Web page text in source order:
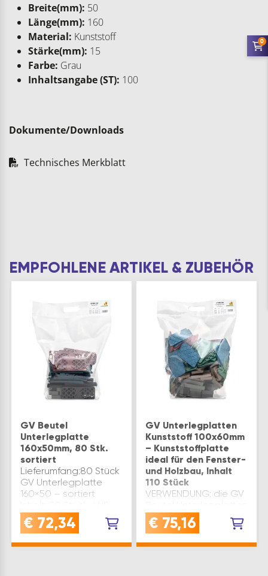
Breite(mm): 50
Länge(mm): 160
Material: Kunststoff
Stärke(mm): 15
Farbe: Grau
Inhaltsangabe (ST): 100
Dokumente/Downloads
Technisches Merkblatt
EMPFOHLENE ARTIKEL & ZUBEHÖR
GV Beutel
Unterlegplatte
160x50mm, 80 Stk.
sortiert
Lieferumfang:80 Stück
GV Unterlegplatte
160×50 – sortiert
160 rot / 2mm 20 Stück
/ UP 160 grün / 3mm
/ 5mm 10 Stück / UP
€ 72,34
GV Unterlegplatten
Kunststoff 100x60mm
– Kunststoffplatte
ideal für den Fenster-
und Holzbau, Inhalt
110 Stück
VERWENDUNG: die GV
sind ideal für präzisen
Niveauausgleich
erleichtern Holzbau-
€ 75,16
0